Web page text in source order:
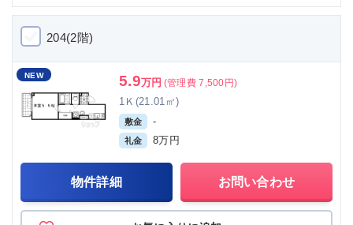
204(2階)
NEW 5.9万円 (管理費 7,500円)
1Ｋ(21.01㎡)
敷金 -
礼金 8万円
物件詳細 お問い合わせ